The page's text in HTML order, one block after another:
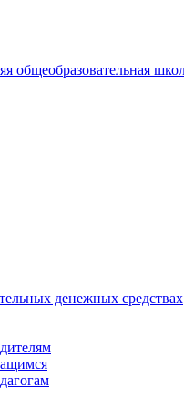
денежных средствах